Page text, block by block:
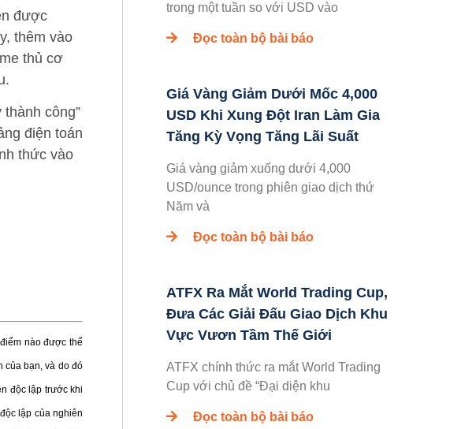
được
thêm vào
thủ cơ
công”
điện toán
thức vào
nào được thể
của bạn, và do đó
độc lập trước khi
lập của nghiên
trong một tuần so với USD vào
Đọc toàn bộ bài báo
Giá Vàng Giảm Dưới Mốc 4,000
USD Khi Xung Đột Iran Làm Gia
Tăng Kỳ Vọng Tăng Lãi Suất
Giá vàng giảm xuống dưới 4,000
USD/ounce trong phiên giao dịch thứ
Năm và
Đọc toàn bộ bài báo
ATFX Ra Mắt World Trading Cup,
Đưa Các Giải Đấu Giao Dịch Khu
Vực Vươn Tầm Thế Giới
ATFX chính thức ra mắt World Trading
Cup với chủ đề “Đại diện khu
Đọc toàn bộ bài báo